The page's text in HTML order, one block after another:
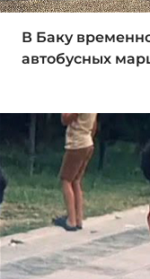
В Баку
автобусных